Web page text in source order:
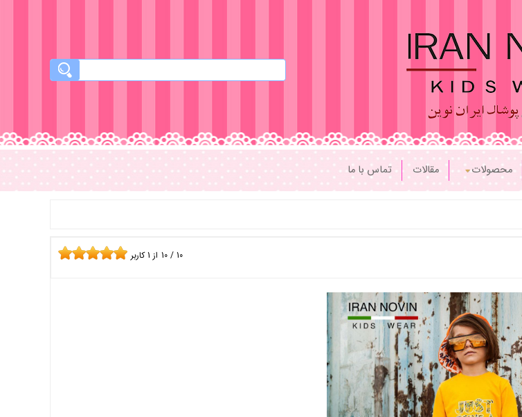
محصولات مقالات تماس با ما
10 / 10 از 1کاربر